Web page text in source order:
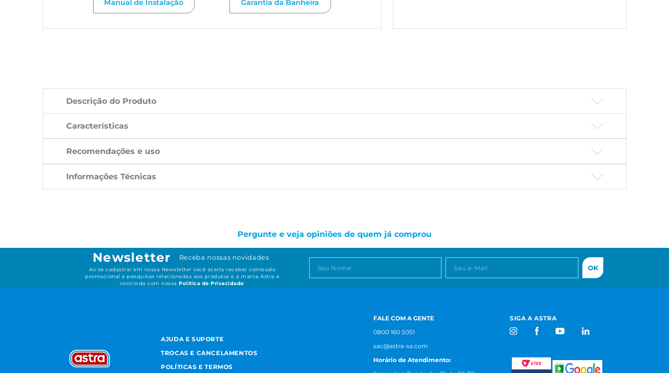
Manual de Instalação Garantia da Banheira
Descrição do Produto
Características
Recomendações e uso
Informações Técnicas
Pergunte e veja opiniões de quem já comprou
Newsletter Receba nossas novidades
Ao se cadastrar em nossa Newsletter você aceita receber conteúdo
promocional e pesquisas relacionadas aos produtos e a marca Astra e
concorda com nossaPolítica de Privacidade.
OK
AJUDA E SUPORTE
TROCAS E CANCELAMENTOS
POLÍTICAS E TERMOS
FALE COM A GENTE
0800 160 5051
sac@astra-sa.com
Horário de Atendimento:
SIGA A ASTRA